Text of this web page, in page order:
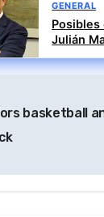
GENERAL
Julián
basketball